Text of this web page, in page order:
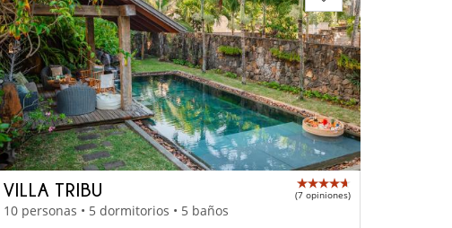
VILLA TRIBU (7 opiniones)
10 personas • 5 dormitorios • 5 baños